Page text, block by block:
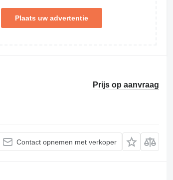
Plaats uw advertentie
Prijs op aanvraag
Contact opnemen met verkoper